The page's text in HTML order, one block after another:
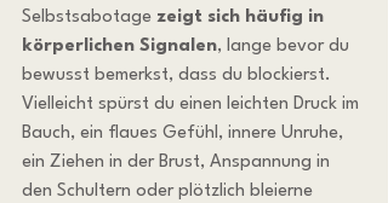
Selbstsabotage zeigt sich häufig in
körperlichen Signalen, lange bevor du
bewusst bemerkst, dass du blockierst.
Vielleicht spürst du einen leichten Druck im
Bauch, ein flaues Gefühl, innere Unruhe,
ein Ziehen in der Brust, Anspannung in
den Schultern oder plötzlich bleierne